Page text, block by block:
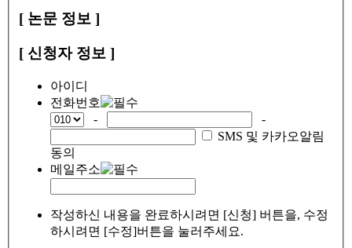
[ 논문 정보 ]
[ 신청자 정보 ]
아이디
전화번호
-
-
SMS 및 카카오알림
동의
메일주소
작성하신 내용을 완료하시려면 [신청] 버튼을, 수정
하시려면 [수정]버튼을 눌러주세요.